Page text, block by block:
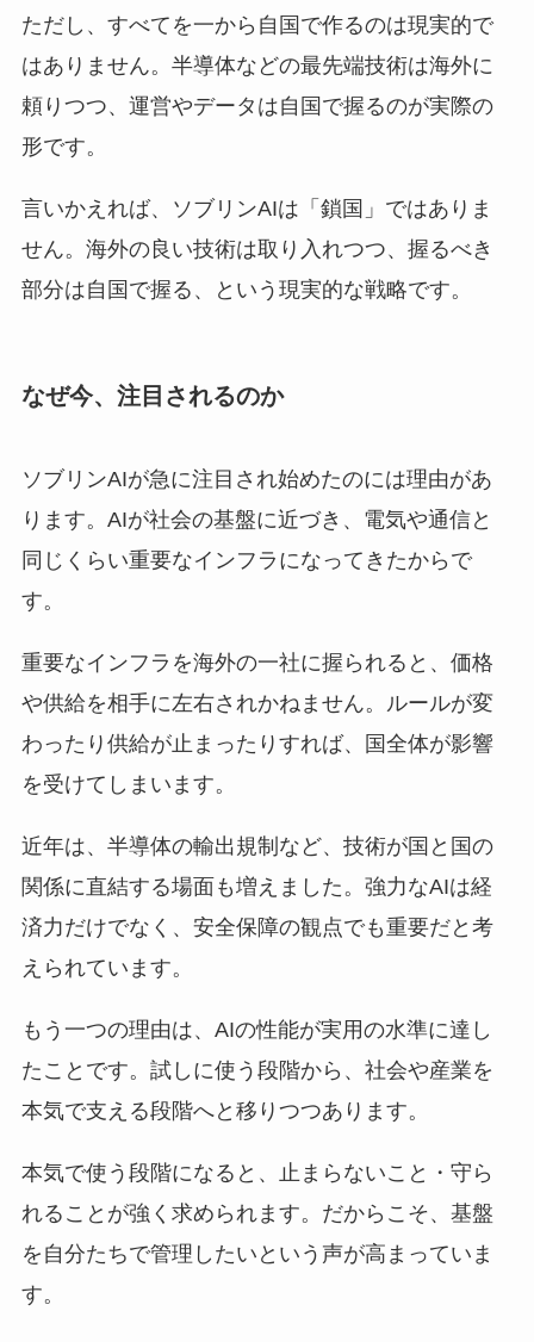
ただし、すべてを一から自国で作るのは現実的で
はありません。半導体などの最先端技術は海外に
頼りつつ、運営やデータは自国で握るのが実際の
形です。
言いかえれば、ソブリンAIは「鎖国」ではありま
せん。海外の良い技術は取り入れつつ、握るべき
部分は自国で握る、という現実的な戦略です。
なぜ今、注目されるのか
ソブリンAIが急に注目され始めたのには理由があ
ります。AIが社会の基盤に近づき、電気や通信と
同じくらい重要なインフラになってきたからで
す。
重要なインフラを海外の一社に握られると、価格
や供給を相手に左右されかねません。ルールが変
わったり供給が止まったりすれば、国全体が影響
を受けてしまいます。
近年は、半導体の輸出規制など、技術が国と国の
関係に直結する場面も増えました。強力なAIは経
済力だけでなく、安全保障の観点でも重要だと考
えられています。
もう一つの理由は、AIの性能が実用の水準に達し
たことです。試しに使う段階から、社会や産業を
本気で支える段階へと移りつつあります。
本気で使う段階になると、止まらないこと・守ら
れることが強く求められます。だからこそ、基盤
を自分たちで管理したいという声が高まっていま
す。